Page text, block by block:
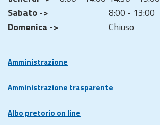
Sabato ->
8:00 - 13:00
Domenica ->
Chiuso
Amministrazione
Amministrazione trasparente
Albo pretorio on line